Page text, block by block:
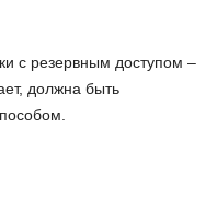
с резервным доступом –
должна быть